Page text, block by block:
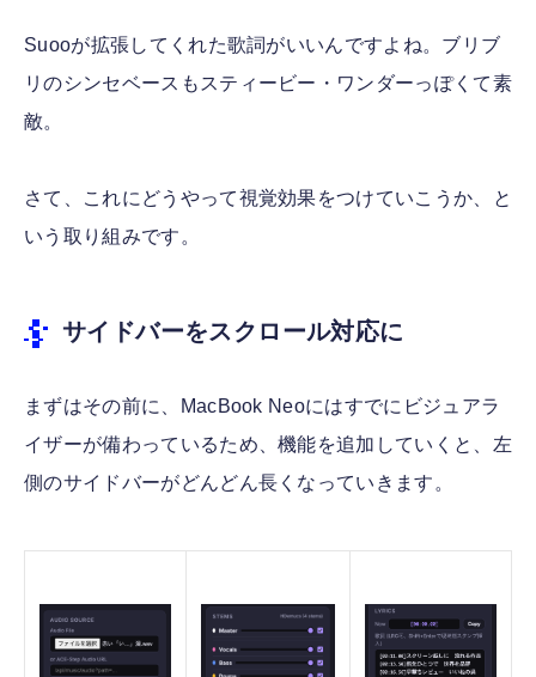
Suooが拡張してくれた歌詞がいいんですよね。ブリブ
リのシンセベースもスティービー・ワンダーっぽくて素
敵。
さて、これにどうやって視覚効果をつけていこうか、と
いう取り組みです。
サイドバーをスクロール対応に
まずはその前に、MacBook Neoにはすでにビジュアラ
イザーが備わっているため、機能を追加していくと、左
側のサイドバーがどんどん長くなっていきます。